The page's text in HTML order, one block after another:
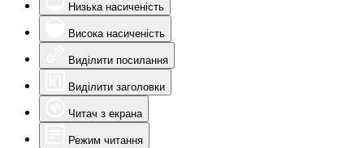
Низька насиченість
Висока насиченість
Виділити посилання
Виділити заголовки
Читач з екрана
Режим читання